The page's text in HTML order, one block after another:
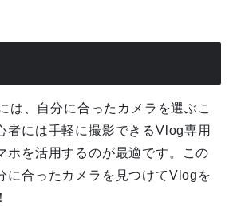
は、自分に合ったカメラを選ぶこ
者には手軽に撮影できるVlog専用
ホを活用するのが最適です。この
に合ったカメラを見つけてVlogを